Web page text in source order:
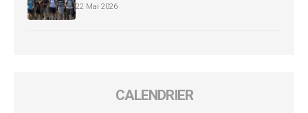
22 Mai 2026
CALENDRIER